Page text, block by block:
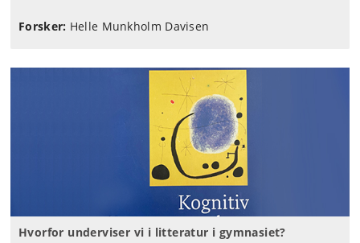
Forsker: Helle Munkholm Davisen
Hvorfor underviser vi i litteratur i gymnasiet?